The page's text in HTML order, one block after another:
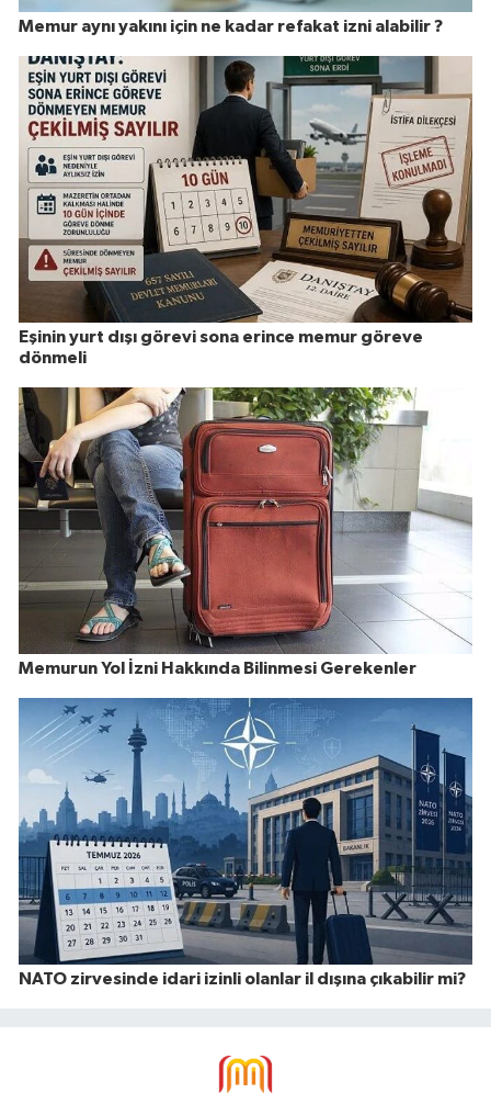
Memur aynı yakını için ne kadar refakat izni alabilir ?
Eşinin yurt dışı görevi sona erince memur göreve
dönmeli
Memurun Yol İzni Hakkında Bilinmesi Gerekenler
NATO zirvesinde idari izinli olanlar il dışına çıkabilir mi?